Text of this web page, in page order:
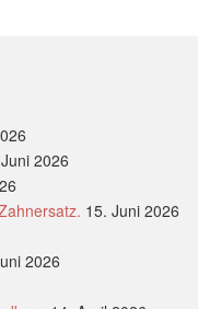
2026
15. Juni 2026
2026